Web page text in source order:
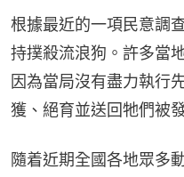
根據最近的一項民意調
持撲殺流浪狗。許多當
因為當局沒有盡力執行
獲、絕育並送回牠們被
隨着近期全國各地眾多